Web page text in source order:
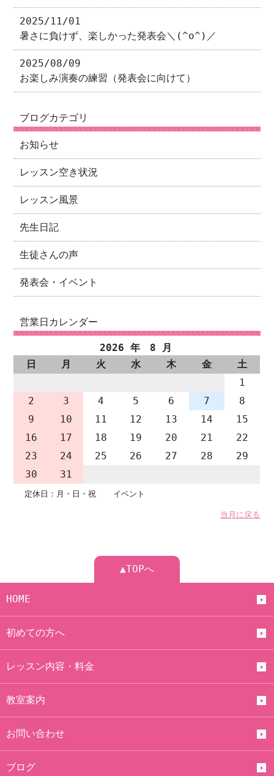
2025/11/01
暑さに負けず、楽しかった発表会＼(^o^)／
2025/08/09
お楽しみ演奏の練習（発表会に向けて）
ブログカテゴリ
お知らせ
レッスン空き状況
レッスン風景
先生日記
生徒さんの声
発表会・イベント
営業日カレンダー
2026 年 8 月
日
月 火 水 木 金
土
1
2
3 4 5 6 7
8
9
10 11 12 13 14
15
16
17 18 19 20 21
22
23
24 25 26 27 28
29
30
31
定休日：月・日・祝 イベント
当月に戻る
▲TOPへ
HOME
初めての方へ
レッスン内容・料金
教室案内
お問い合わせ
ブログ